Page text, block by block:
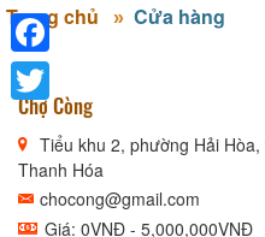
Trang chủ Cửa hàng
Chợ Còng
Tiểu khu 2, phường Hải
Thanh Hóa
chocong@gmail.com
Giá: 0VNĐ - 5,000,000VNĐ
Facebook
Twitter